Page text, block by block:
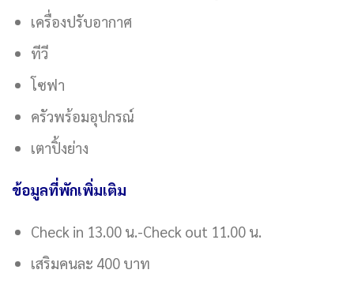
เครื่องปรับอากาศ
ทีวี
โซฟา
ครัวพร้อมอุปกรณ์
เตาปิ้งย่าง
ข้อมูลที่พักเพิ่มเติม
Check in 13.00 น.-Check out 11.00 น.
เสริมคนละ 400 บาท